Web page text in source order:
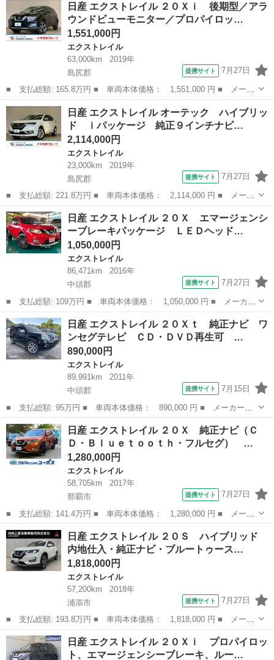
ｔｔ 社外オーディオ ＣＤ ＤＶＤ Ｂｌｕｅｔｏｏｔｈ ＥＴ
Ｃ シートヒーター...
日産 エクストレイル ２０Ｘｉ 後期型／アラ
ウンドビューモニター／プロパイロッ…
1,551,000円
エクストレイル
63,000km
2019年
島尻郡
提携サイト 7月27日
■ 支払総額: 165.8万円 ■ 車両本体価格： 1,551,000 円 ■ メーカ
ー名： 日産 ■ 車種名： エクストレイル ■ グレード名： ２０
Ｘｉ 後期型／アラウンドビューモニター／プロパイロット／アルパ
インナビ...
沖縄 島尻郡 エクストレイル
日産 エクストレイル オーテック ハイブリッ
ド ｉパッケージ 純正９インチナビ…
2,114,000円
エクストレイル
23,000km
2019年
島尻郡
提携サイト 7月27日
■ 支払総額: 221.8万円 ■ 車両本体価格： 2,114,000 円 ■ メーカ
ー名： 日産 ■ 車種名： エクストレイル ■ グレード名： オー
テック ハイブリッド ｉパッケージ 純正９インチナビ／ルーフレ
ール／ア...
沖縄 島尻郡 エクストレイル
日産 エクストレイル ２０Ｘ エマージェンシ
ーブレーキパッケージ ＬＥＤヘッド…
1,050,000円
エクストレイル
86,471km
2016年
中頭郡
提携サイト 7月27日
■ 支払総額: 109万円 ■ 車両本体価格： 1,050,000 円 ■ メーカー
名： 日産 ■ 車種名： エクストレイル ■ グレード名： ２０
Ｘ エマージェンシーブレーキパッケージ ＬＥＤヘッドランプ・フ
ォグランプ・...
沖縄 中頭郡 エクストレイル
日産 エクストレイル ２０Ｘｔ 純正ナビ ワ
ンセグテレビ ＣＤ・ＤＶＤ再生可 …
890,000円
エクストレイル
89,991km
2011年
中頭郡
提携サイト 7月15日
■ 支払総額: 95万円 ■ 車両本体価格： 890,000 円 ■ メーカー
名： 日産 ■ 車種名： エクストレイル ■ グレード名： ２０Ｘ
ｔ 純正ナビ ワンセグテレビ ＣＤ・ＤＶＤ再生可 ハイパールー
フレール ＦＭト...
沖縄 中頭郡 エクストレイル
日産 エクストレイル ２０Ｘ 純正ナビ（Ｃ
Ｄ・Ｂｌｕｅｔｏｏｔｈ・フルセグ） …
1,280,000円
エクストレイル
58,705km
2017年
那覇市
提携サイト 7月27日
■ 支払総額: 141.4万円 ■ 車両本体価格： 1,280,000 円 ■ メーカ
ー名： 日産 ■ 車種名： エクストレイル ■ グレード名： ２０
Ｘ 純正ナビ（ＣＤ・Ｂｌｕｅｔｏｏｔｈ・フルセグ） バックカメ
ラ ３６...
沖縄 那覇市 エクストレイル
日産 エクストレイル ２０Ｓ ハイブリッド
内地仕入・純正ナビ・ブルートゥース…
1,818,000円
エクストレイル
57,200km
2018年
浦添市
提携サイト 7月27日
■ 支払総額: 193.8万円 ■ 車両本体価格： 1,818,000 円 ■ メーカ
ー名： 日産 ■ 車種名： エクストレイル ■ グレード名： ２０
Ｓ ハイブリッド 内地仕入・純正ナビ・ブルートゥース接続・バッ
クカメラ...
沖縄 浦添市 エクストレイル
日産 エクストレイル ２０Ｘｉ プロパイロッ
ト、エマージェンシーブレーキ、ルー…